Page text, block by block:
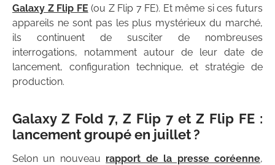
Galaxy Z Flip FE (ou Z Flip 7 FE). Et même si ces futurs
appareils ne sont pas les plus mystérieux du marché,
ils continuent de susciter de nombreuses
interrogations, notamment autour de leur date de
lancement, configuration technique, et stratégie de
production.
Galaxy Z Fold 7, Z Flip 7 et Z Flip FE :
lancement groupé en juillet ?
Selon un nouveau rapport de la presse coréenne,